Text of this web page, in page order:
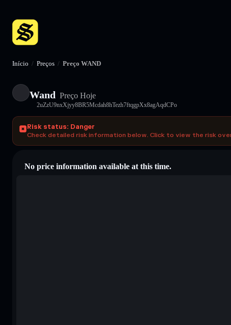
Início / Preços / Preço WAND
Wand Preço Hoje
2uZzU9nxXjyy8BR5Mcdah8hTezh7ftqgpXx8agAqdCPo
Risk status: Danger
Check detailed risk information below. Click to view the risk
No price information available at this time.